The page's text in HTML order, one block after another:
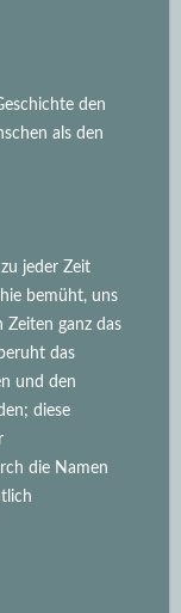
den
als den
jeder Zeit
bemüht, uns
Zeiten ganz das
das
und den
diese
die Namen